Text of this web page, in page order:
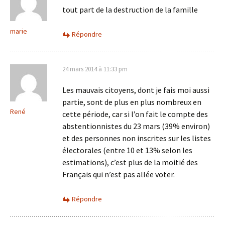
marie
tout part de la destruction de la famille
Répondre
René
24 mars 2014 à 11:33 pm
Les mauvais citoyens, dont je fais moi aussi
partie, sont de plus en plus nombreux en
cette période, car si l’on fait le compte des
abstentionnistes du 23 mars (39% environ)
et des personnes non inscrites sur les listes
électorales (entre 10 et 13% selon les
estimations), c’est plus de la moitié des
Français qui n’est pas allée voter.
Répondre